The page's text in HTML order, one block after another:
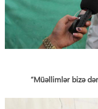
“Müəllimlər bizə